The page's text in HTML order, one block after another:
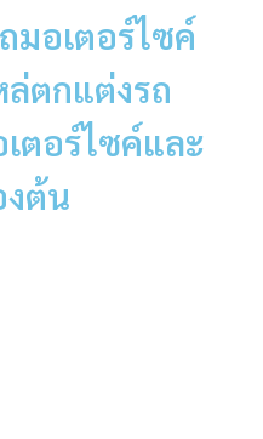
อเตอร์ไซค์
ตกแต่งรถ
ตอร์ไซค์และ
ต้น